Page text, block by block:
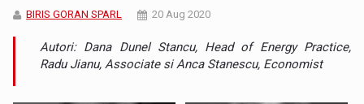
BIRIS GORAN SPARL 20 Aug 2020
Autori: Dana Dunel Stancu, Head of Energy Practice,
Radu Jianu, Associate si Anca Stanescu, Economist